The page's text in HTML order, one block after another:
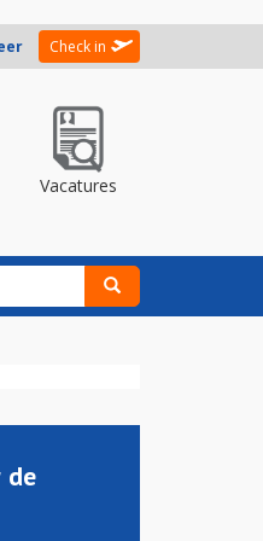
Check in
Vacatures
de